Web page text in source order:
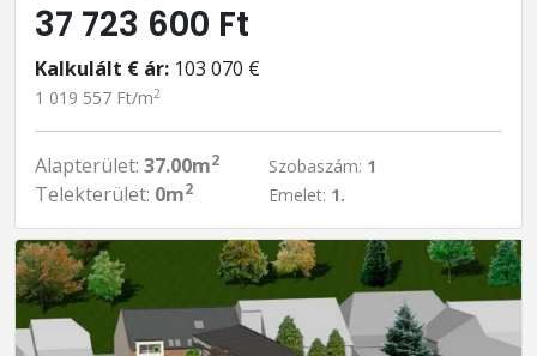
37 723 600 Ft
Kalkulált € ár: 103 070 €
1 019 557 Ft/m2
Alapterület: 37.00m2
Telekterület: 0m2
Szobaszám: 1
Emelet: 1.